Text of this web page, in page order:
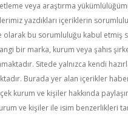
veya araştırma
yazdıkları içeriklerin
olarak bu sorumluluğu kabul etmiş
bir marka, kurum veya şahıs
Sitede yalnızca kendi
Burada yer alan içerikler
kurum ve kişiler hakkında
ve kişiler ile isim benzerlikleri